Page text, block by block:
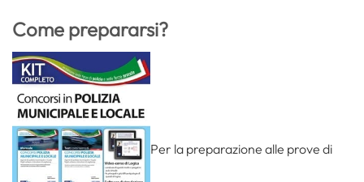
Come prepararsi?
Per la preparazione alle prove di